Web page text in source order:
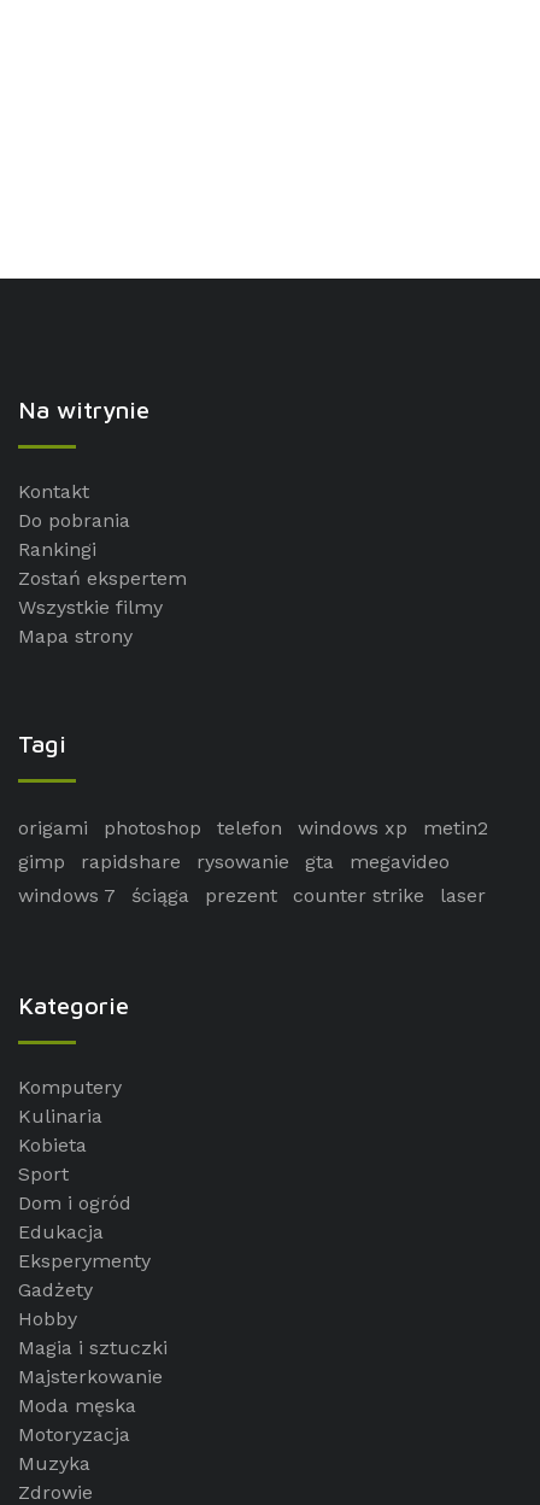
Na witrynie
Kontakt
Do pobrania
Rankingi
Zostań ekspertem
Wszystkie filmy
Mapa strony
Tagi
origami photoshop telefon windows xp
metin2
gimp
rapidshare rysowanie gta
megavideo
windows 7
ściąga prezent counter strike laser
Kategorie
Komputery
Kulinaria
Kobieta
Sport
Dom i ogród
Edukacja
Eksperymenty
Gadżety
Hobby
Magia i sztuczki
Majsterkowanie
Moda męska
Motoryzacja
Muzyka
Zdrowie